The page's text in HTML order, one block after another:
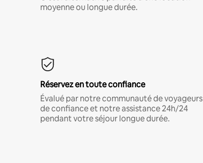
moyenne ou longue durée.
Réservez en toute confiance
Évalué par notre communauté de voyageurs
de confiance et notre assistance 24h/24
pendant votre séjour longue durée.